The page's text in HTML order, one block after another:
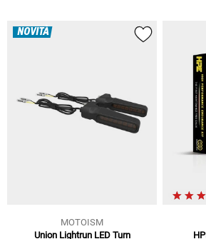
NOVITÀ
MOTOISM
Union Lightrun LED Turn